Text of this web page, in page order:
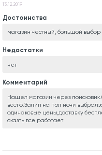
13.12.2019
Достоинства
магазин честный, большой выбор
Недостатки
нет
Комментарий
Нашел магазин через
всего.Залип на пол ночи
одинаковые цены,доставку
сказть все работает